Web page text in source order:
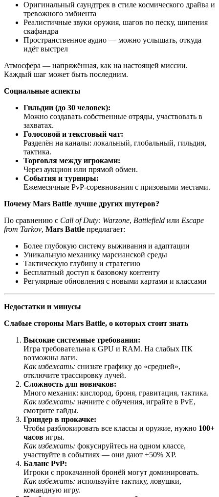
Оригинальный саундтрек в стиле космического драйва и
тревожного эмбиента
Реалистичные звуки оружия, шагов по песку, шипения
скафандра
Пространственное аудио — можно услышать, откуда
идёт выстрел
Атмосфера — напряжённая, как на настоящей миссии.
Каждый шаг может быть последним.
Социальные аспекты
Гильдии (до 30 человек):
Можно создавать собственные отряды, участвовать в
захватах.
Голосовой и текстовый чат:
Разделён на каналы: локальный, глобальный, гильдия,
тактика.
Торговля между игроками:
Через аукцион или прямой обмен.
События и турниры:
Ежемесячные PvP-соревнования с призовыми местами.
Почему Mars Battle лучше других шутеров?
По сравнению с Call of Duty: Warzone, Battlefield или Escape
from Tarkov, Mars Battle предлагает:
Более глубокую систему выживания и адаптации
Уникальную механику марсианской среды
Тактическую глубину и стратегию
Бесплатный доступ к базовому контенту
Регулярные обновления с новыми картами и классами
Недостатки и минусы
Слабые стороны Mars Battle, о которых стоит знать
Высокие системные требования:
Игра требовательна к GPU и RAM. На слабых ПК
возможны лаги.
Как избежать: снизьте графику до «средней»,
отключите трассировку лучей.
Сложность для новичков:
Много механик: кислород, броня, гравитация, тактика.
Как избежать: начните с обучения, играйте в PvE,
смотрите гайды.
Гриндер в прокачке:
Чтобы разблокировать все классы и оружие, нужно 100+
часов игры.
Как избежать: фокусируйтесь на одном классе,
участвуйте в событиях — они дают +50% XP.
Баланс PvP:
Игроки с прокачанной бронёй могут доминировать.
Как избежать: используйте тактику, ловушки,
командную игру.